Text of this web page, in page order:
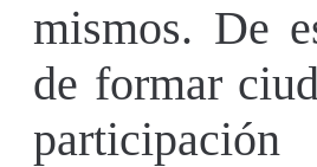
mismos. De
de formar